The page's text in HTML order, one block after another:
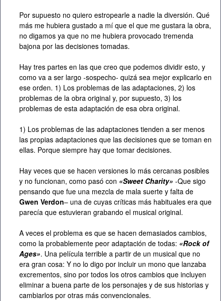
Por supuesto no quiero estropearle a nadie la diversión. Qué
más me hubiera gustado a mí que el que me gustara la obra,
no digamos ya que no me hubiera provocado tremenda
bajona por las decisiones tomadas.
Hay tres partes en las que creo que podemos dividir esto, y
como va a ser largo -sospecho- quizá sea mejor explicarlo en
ese orden. 1) Los problemas de las adaptaciones, 2) los
problemas de la obra original y, por supuesto, 3) los
problemas de esta adaptación de esa obra original.
1) Los problemas de las adaptaciones tienden a ser menos
las propias adaptaciones que las decisiones que se toman en
ellas. Porque siempre hay que tomar decisiones.
Hay veces que se hacen versiones lo más cercanas posibles
y no funcionan, como pasó con «Sweet Charity» -Que sigo
pensando que fue una mezcla de mala suerte y falta de
Gwen Verdon– una de cuyas críticas más habituales era que
parecía que estuvieran grabando el musical original.
A veces el problema es que se hacen demasiados cambios,
como la probablemente peor adaptación de todas: «Rock of
Ages». Una película terrible a partir de un musical que no
era gran cosa: Y no lo digo por incluir un mono que lanzaba
excrementos, sino por todos los otros cambios que incluyen
eliminar a buena parte de los personajes y de sus historias y
cambiarlos por otras más convencionales.